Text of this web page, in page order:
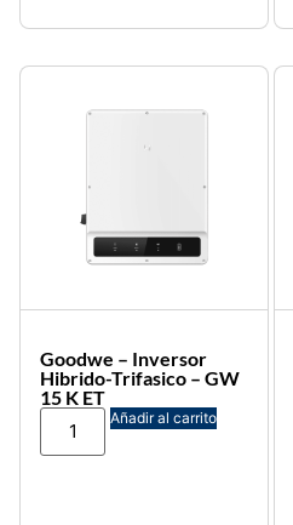
Goodwe – Inversor
Hibrido-Trifasico – GW
15 K ET
Añadir al carrito